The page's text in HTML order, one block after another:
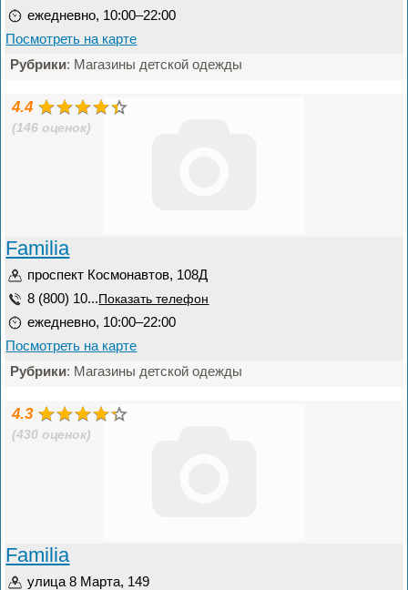
ежедневно, 10:00–22:00
Посмотреть на карте
Рубрики: Магазины детской одежды
4.4
(146 оценок)
Familia
проспект Космонавтов, 108Д
8 (800) 10... Показать телефон
ежедневно, 10:00–22:00
Посмотреть на карте
Рубрики: Магазины детской одежды
4.3
(430 оценок)
Familia
улица 8 Марта, 149